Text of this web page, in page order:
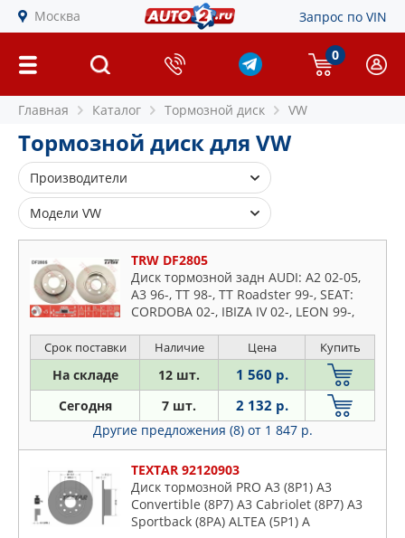
Москва Запрос по VIN
0
Главная Каталог Тормозной диск VW
Тормозной диск для VW
Производители
ATE
BLUE PRINT
BOSCH
BREMBO
BSG
COMLINE
DELPHI
DENCKERMAN
FERODO
GIRLING
HELLA
ICER
Модели VW
Amarok
Arteon
Beetle
Bora
Caddy
Corrado
Crafter
Eos
Gol
Golf
Jetta
TRW DF2805
Диск тормозной задн AUDI: A2 02-05,
A3 96-, TT 98-, TT Roadster 99-, SEAT:
CORDOBA 02-, IBIZA IV 02-, LEON 99-,
FABIA 99-, F
Срок поставки Наличие Цена Купить
На складе 12 шт. 1 560 р.
Сегодня 7 шт. 2 132 р.
Другие предложения (8) от 1 847 р.
TEXTAR 92120903
Диск тормозной PRO A3 (8P1) A3
Convertible (8P7) A3 Cabriolet (8P7) A3
Sportback (8PA) ALTEA (5P1) A